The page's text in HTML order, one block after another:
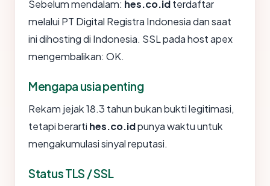
Sebelum mendalam: hes.co.idterdaftar
melalui PT Digital Registra Indonesia dan saat
ini dihosting di Indonesia. SSL pada host apex
mengembalikan: OK.
Mengapa usia penting
Rekam jejak 18.3 tahun bukan bukti legitimasi,
tetapi berarti hes.co.idpunya waktu untuk
mengakumulasi sinyal reputasi.
Status TLS / SSL